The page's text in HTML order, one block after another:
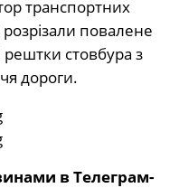
транспортних
розрізали повалене
стовбура з
дороги.
в Телеграм-